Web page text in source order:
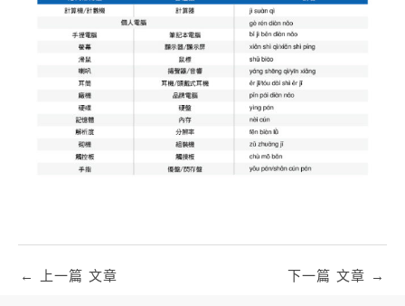
← 上一篇 文章 下一篇 文章 →